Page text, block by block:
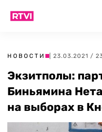
НОВОСТИ | 23.03.2021 /
Экзитполы:
Биньямина
на выборах в